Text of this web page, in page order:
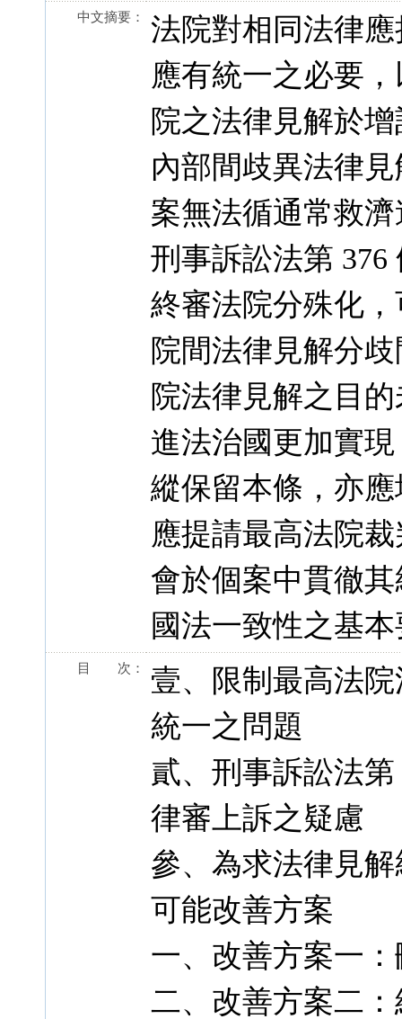
中文摘要：
法院對相同法律
應有統一之必要
院之法律見解於
內部間歧異法律
案無法循通常救
刑事訴訟法第
終審法院分殊化
院間法律見解分
院法律見解之目
進法治國更加實
縱保留本條，亦
應提請最高法院
會於個案中貫徹
國法一致性之基
目 次：
壹、限制最高法
統一之問題
貳、刑事訴訟法
律審上訴之疑慮
參、為求法律見
可能改善方案
一、改善方案一
二、改善方案二